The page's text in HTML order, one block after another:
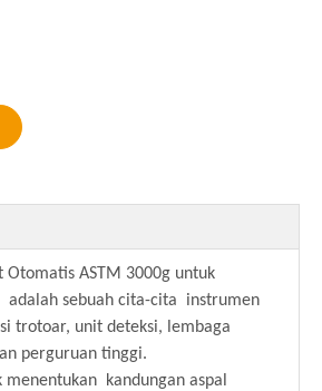
Otomatis ASTM 3000g untuk
sebuah cita-cita instrumen
trotoar, unit deteksi, lembaga
perguruan tinggi.
menentukan kandungan aspal